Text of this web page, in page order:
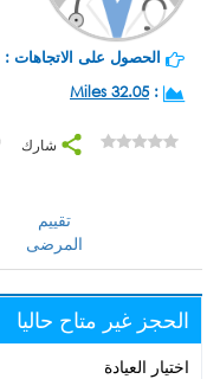
الحصول على الاتجاهات :
:
32.05 Miles
شارك
تقييم
المرضى
الحجز غير متاح حاليا
اختيار العيادة